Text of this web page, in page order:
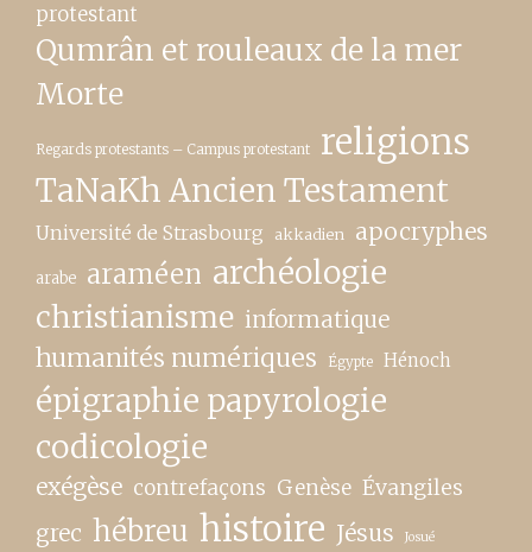
protestant
Qumrân et rouleaux de la mer
Morte
Regards protestants – Campus protestant religions
TaNaKh Ancien Testament
Université de Strasbourg akkadien apocryphes
arabe araméen archéologie
christianisme informatique
humanités numériques Égypte Hénoch
épigraphie papyrologie
codicologie
exégèse contrefaçons Genèse Évangiles
grec hébreu histoire Jésus Josué